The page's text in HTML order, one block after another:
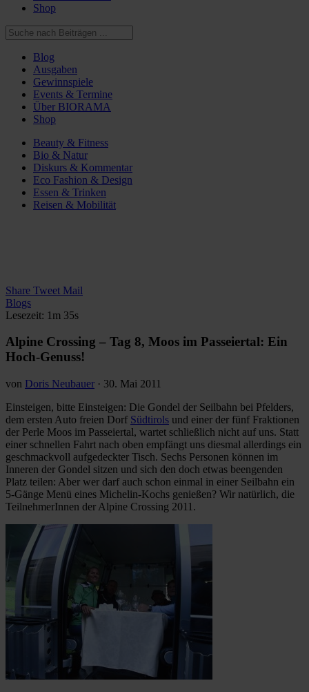
Shop
Blog
Ausgaben
Gewinnspiele
Events & Termine
Über BIORAMA
Shop
Beauty & Fitness
Bio & Natur
Diskurs & Kommentar
Eco Fashion & Design
Essen & Trinken
Reisen & Mobilität
Share Tweet Mail
Blogs
Lesezeit: 1m 35s
Alpine Crossing – Tag 8, Moos im Passeiertal: Ein
Hoch-Genuss!
von Doris Neubauer · 30. Mai 2011
Einsteigen, bitte Einsteigen: Die Gondel der Seilbahn bei Pfelders,
dem ersten Auto freien Dorf Südtirols und einer der fünf Fraktionen
der Perle Moos im Passeiertal, wartet schließlich nicht auf uns. Statt
einer schnellen Fahrt nach oben empfängt uns diesmal allerdings ein
geschmackvoll aufgedeckter Tisch. Sechs Personen können im
Inneren der Gondel sitzen und sich den doch etwas beengenden
Platz teilen: Aber wer darf auch schon einmal in einer Seilbahn ein
5-Gänge Menü eines Michelin-Kochs genießen? Wir natürlich, die
TeilnehmerInnen der Alpine Crossing 2011.